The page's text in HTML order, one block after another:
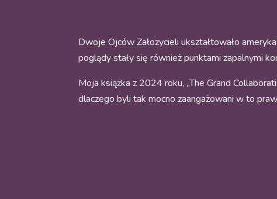
Dwoje Ojców Założycieli ukształtowało
poglądy stały się również punktami zapalnymi
Moja książka z 2024 roku, „The Grand
dlaczego byli tak mocno zaangażowani w to